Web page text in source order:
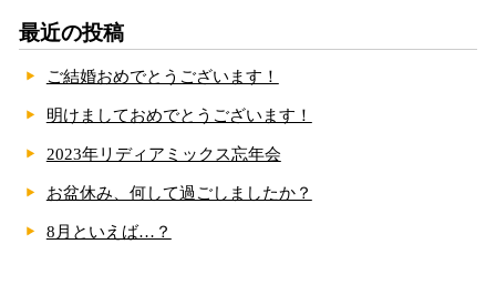
最近の投稿
ご結婚おめでとうございます！
明けましておめでとうございます！
2023年リディアミックス忘年会
お盆休み、何して過ごしましたか？
8月といえば…？